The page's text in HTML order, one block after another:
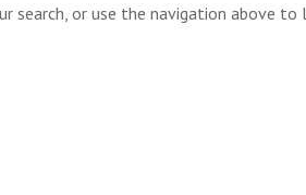
search, or use the navigation above to